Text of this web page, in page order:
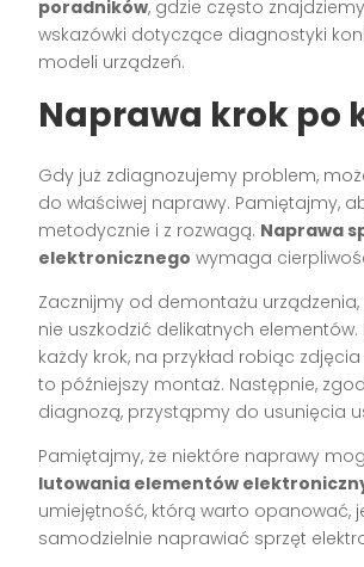
poradników, gdzie często
wskazówki dotyczące diagnostyki
modeli urządzeń.
Naprawa krok po
Gdy już zdiagnozujemy problem,
do właściwej naprawy. Pamiętajmy,
metodycznie i z rozwagą. Naprawa
elektronicznego wymaga
Zacznijmy od demontażu
nie uszkodzić delikatnych
każdy krok, na przykład robiąc
to późniejszy montaż. Następnie,
diagnozą, przystąpmy do usunięcia
Pamiętajmy, że niektóre naprawy
lutowania elementów
umiejętność, którą warto opanować,
samodzielnie naprawiać sprzęt